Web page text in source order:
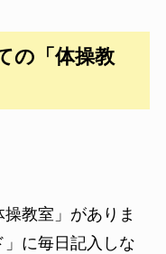
の「体操教
教室」がありま
」に毎日記入しな